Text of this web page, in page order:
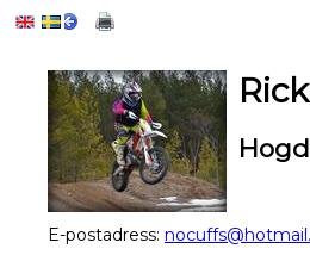
E-postadress: